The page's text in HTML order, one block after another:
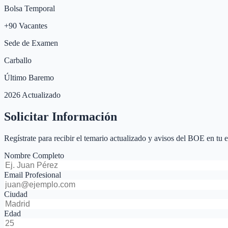
Bolsa Temporal
+90 Vacantes
Sede de Examen
Carballo
Último Baremo
2026 Actualizado
Solicitar Información
Regístrate para recibir el temario actualizado y avisos del BOE en tu
Nombre Completo
Email Profesional
Ciudad
Edad